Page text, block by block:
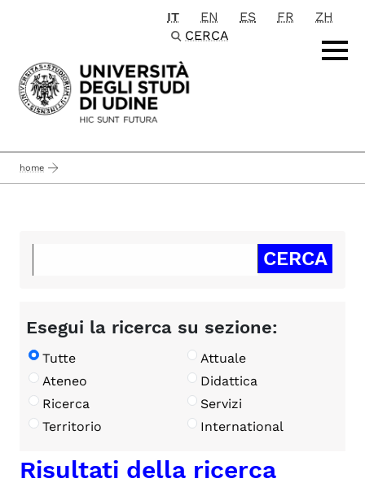
Passa al contenuto principale
IT EN ES FR
ZH
CERCA
home
Esegui la ricerca su sezione:
Tutte
Attuale
Ateneo
Didattica
Ricerca
Servizi
Territorio
International
Risultati della ricerca